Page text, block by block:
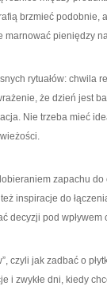
brzmieć podobnie,
pieniędzy
rytuałów: chwila
że dzień jest
Nie trzeba mieć
zapachu
inspiracje do
decyzji pod wpływem
czyli jak zadbać o
i zwykłe dni, kiedy